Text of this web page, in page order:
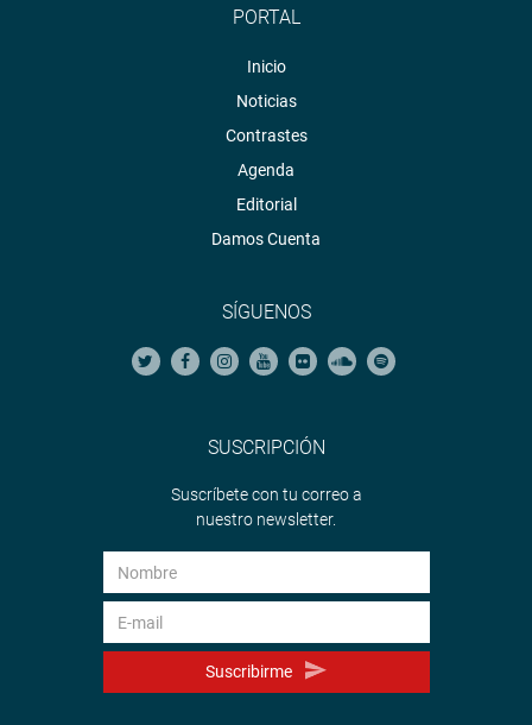
PORTAL
Inicio
Noticias
Contrastes
Agenda
Editorial
Damos Cuenta
SÍGUENOS
SUSCRIPCIÓN
Suscríbete con tu correo a
nuestro newsletter.
Suscribirme